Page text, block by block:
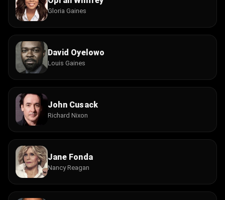
Gloria Gaines
David Oyelowo
Louis Gaines
John Cusack
Richard Nixon
Jane Fonda
Nancy Reagan